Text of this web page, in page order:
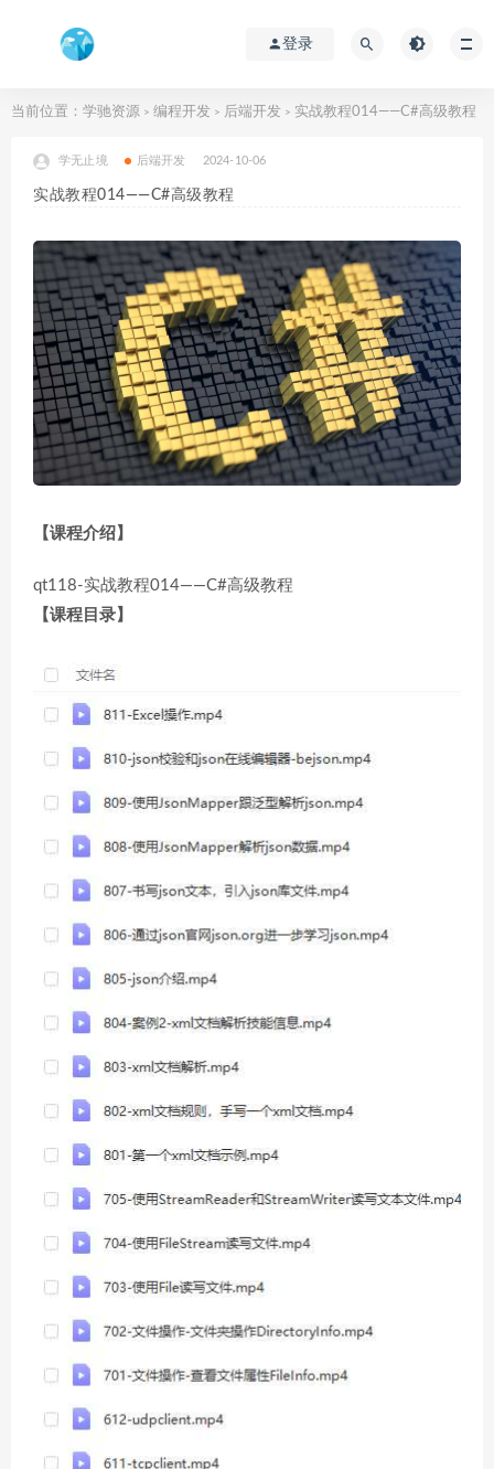
登录
当前位置： 学驰资源 > 编程开发 > 后端开发 > 实战教程014——C#高级教程
学无止境 后端开发 2024-10-06
实战教程014——C#高级教程
【课程介绍】
qt118-实战教程014——C#高级教程
【课程目录】